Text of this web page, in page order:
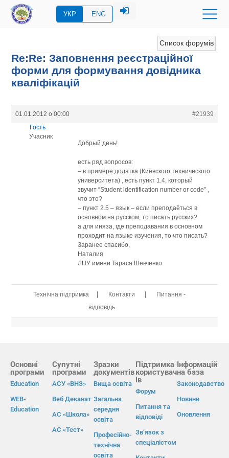
УКР ENG
Список форумів
Re:Re: Заповнення реєстраційної
форми для формування довідника
кваліфікацій
01.01.2012 о 00:00
#21939
Гость
Учасник
Добрый день!
есть ряд вопросов:
– в примере додатка (Киевского технического
университета) , есть пункт 1.4, который
звучит “Student identification number or code” ,
что это?
– пункт 2.5 – язык – если преподаёться в
основном на русском, то писать русских?
а для иняза, где преподавания в основном
проходит на языке изучения, то что писать?
Заранее спасибо,
Наталия
ЛНУ имени Тараса Шевченко
Технічна підтримка | Контакти |
Питання -
відповідь
Основні
програми
Education
WEB-
Education
Супутні
програми
АСУ «ВНЗ»
Веб Деканат
АС «Школа»
АС «Тест»
Зразки
документів
Вища освіта
Загальна
середня
освіта
Професійно-
технічна
освіта
Підтримка
користувач
ів
Форум
Питання та
відповіді
Зв’язок з
спеціалістом
Інформацій
на база
Законодавство
Новини
Оновлення